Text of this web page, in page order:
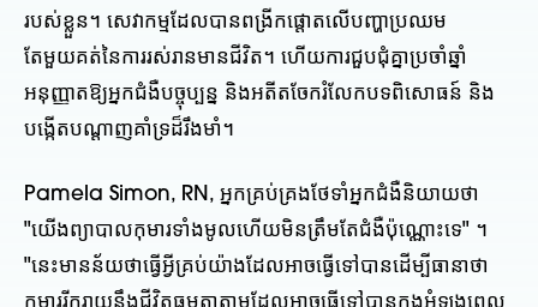
របស់ខ្លួន។ សេវាកម្មដែលបានពង្រីកផ្តោតលើបញ្ហាប្រឈម
តែមួយគត់នៃការរស់រានមានជីវិត។ ហើយការជួបជុំគ្នាប្រចាំឆ្នាំ
អនុញ្ញាតឱ្យអ្នកជំងឺបច្ចុប្បន្ន និងអតីតចែករំលែកបទពិសោធន៍ និង
បង្កើតបណ្តាញគាំទ្រដ៏រឹងមាំ។
Pamela Simon, RN, អ្នកគ្រប់គ្រងថែទាំអ្នកជំងឺនិយាយថា
"យើងព្យាបាលកុមារទាំងមូលហើយមិនត្រឹមតែជំងឺប៉ុណ្ណោះទេ" ។
"នេះមានន័យថាធ្វើអ្វីគ្រប់យ៉ាងដែលអាចធ្វើទៅបានដើម្បីធានាថា
កុមាររីករាយនឹងជីវិតធម្មតាតាមដែលអាចធ្វើទៅបានក្នុងអំឡុងពេល